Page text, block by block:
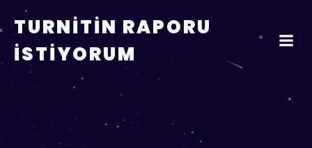
TURNITIN RAPORU
İSTIYORUM